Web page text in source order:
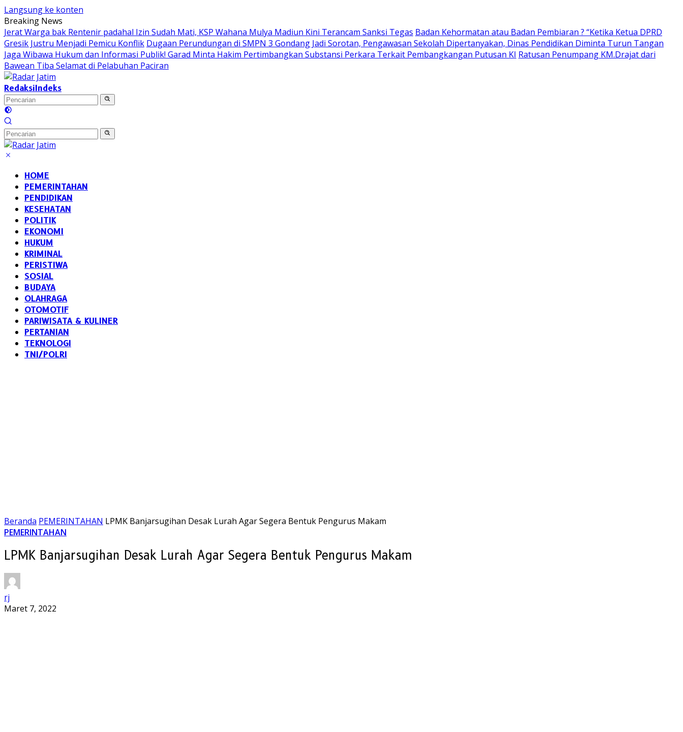
Langsung ke konten
Breaking News
Jerat Warga bak Rentenir padahal Izin Sudah Mati, KSP Wahana Mulya Madiun Kini Terancam Sanksi Tegas Badan Kehormatan atau Badan Pembiaran ? “Ketika Ketua DPRD
Gresik Justru Menjadi Pemicu Konflik Dugaan Perundungan di SMPN 3 Gondang Jadi Sorotan, Pengawasan Sekolah Dipertanyakan, Dinas Pendidikan Diminta Turun Tangan
Jaga Wibawa Hukum dan Informasi Publik! Garad Minta Hakim Pertimbangkan Substansi Perkara Terkait Pembangkangan Putusan KI Ratusan Penumpang KM.Drajat dari
Bawean Tiba Selamat di Pelabuhan Paciran
RedaksiIndeks
HOME
PEMERINTAHAN
PENDIDIKAN
KESEHATAN
POLITIK
EKONOMI
HUKUM
KRIMINAL
PERISTIWA
SOSIAL
BUDAYA
OLAHRAGA
OTOMOTIF
PARIWISATA & KULINER
PERTANIAN
TEKNOLOGI
TNI/POLRI
Beranda PEMERINTAHAN LPMK Banjarsugihan Desak Lurah Agar Segera Bentuk Pengurus Makam
PEMERINTAHAN
LPMK Banjarsugihan Desak Lurah Agar Segera Bentuk Pengurus Makam
rj
Maret 7, 2022